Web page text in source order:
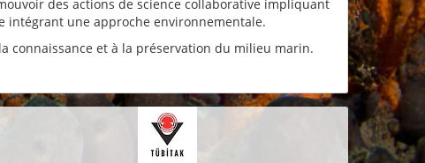
des actions de science collaborative impliquant
intégrant une approche environnementale.
connaissance et à la préservation du milieu marin.